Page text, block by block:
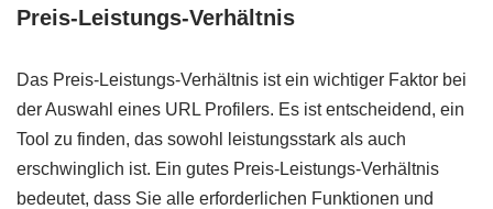
Preis-Leistungs-Verhältnis
Das Preis-Leistungs-Verhältnis ist ein wichtiger Faktor bei
der Auswahl eines URL Profilers. Es ist entscheidend, ein
Tool zu finden, das sowohl leistungsstark als auch
erschwinglich ist. Ein gutes Preis-Leistungs-Verhältnis
bedeutet, dass Sie alle erforderlichen Funktionen und